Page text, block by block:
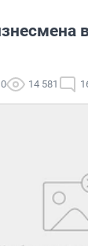
14 581